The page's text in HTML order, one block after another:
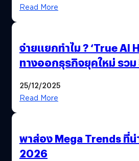
Read More
จ่ายแยกทำไม ? ‘True AI
ทางออกธุรกิจยุคใหม่ รวม
25/12/2025
Read More
พาส่อง Mega Trends ที่น่
2026